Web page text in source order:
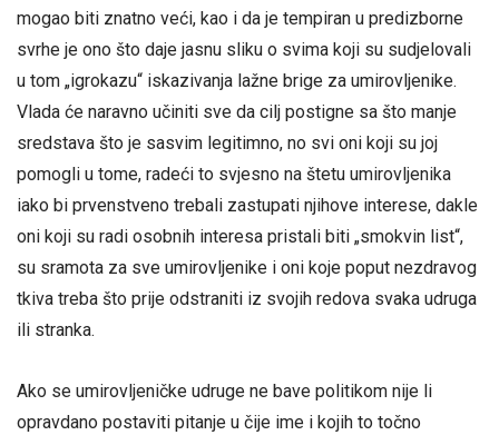
mogao biti znatno veći, kao i da je tempiran u predizborne
svrhe je ono što daje jasnu sliku o svima koji su sudjelovali
u tom „igrokazu“ iskazivanja lažne brige za umirovljenike.
Vlada će naravno učiniti sve da cilj postigne sa što manje
sredstava što je sasvim legitimno, no svi oni koji su joj
pomogli u tome, radeći to svjesno na štetu umirovljenika
iako bi prvenstveno trebali zastupati njihove interese, dakle
oni koji su radi osobnih interesa pristali biti „smokvin list“,
su sramota za sve umirovljenike i oni koje poput nezdravog
tkiva treba što prije odstraniti iz svojih redova svaka udruga
ili stranka.
Ako se umirovljeničke udruge ne bave politikom nije li
opravdano postaviti pitanje u čije ime i kojih to točno